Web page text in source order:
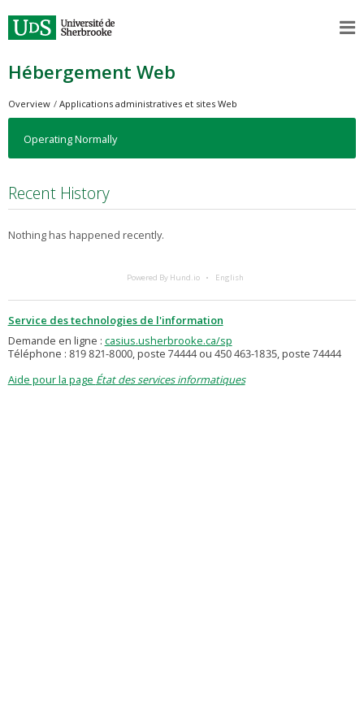
Hébergement Web
Overview Applications administratives et sites Web
Operating Normally
Recent History
Nothing has happened recently.
Powered By Hund.io English
Service des technologies de l'information
Demande en ligne : casius.usherbrooke.ca/sp
Téléphone : 819 821-8000, poste 74444 ou 450 463-1835, poste 74444
Aide pour la page État des services informatiques